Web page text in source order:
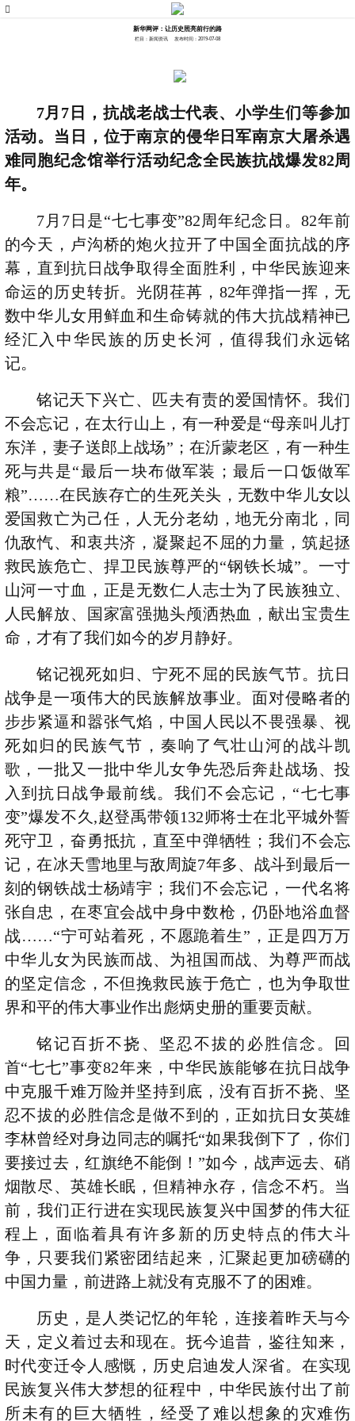
新华网评：让历史照亮前行的路
栏目：新闻资讯 发布时间：2019-07-08
7月7日，抗战老战士代表、小学生们等参加
活动。当日，位于南京的侵华日军南京大屠杀遇
难同胞纪念馆举行活动纪念全民族抗战爆发82周
年。
7月7日是“七七事变”82周年纪念日。82年前
的今天，卢沟桥的炮火拉开了中国全面抗战的序
幕，直到抗日战争取得全面胜利，中华民族迎来
命运的历史转折。光阴荏苒，82年弹指一挥，无
数中华儿女用鲜血和生命铸就的伟大抗战精神已
经汇入中华民族的历史长河，值得我们永远铭
记。
铭记天下兴亡、匹夫有责的爱国情怀。我们
不会忘记，在太行山上，有一种爱是“母亲叫儿打
东洋，妻子送郎上战场”；在沂蒙老区，有一种生
死与共是“最后一块布做军装；最后一口饭做军
粮”……在民族存亡的生死关头，无数中华儿女以
爱国救亡为己任，人无分老幼，地无分南北，同
仇敌忾、和衷共济，凝聚起不屈的力量，筑起拯
救民族危亡、捍卫民族尊严的“钢铁长城”。一寸
山河一寸血，正是无数仁人志士为了民族独立、
人民解放、国家富强抛头颅洒热血，献出宝贵生
命，才有了我们如今的岁月静好。
铭记视死如归、宁死不屈的民族气节。抗日
战争是一项伟大的民族解放事业。面对侵略者的
步步紧逼和嚣张气焰，中国人民以不畏强暴、视
死如归的民族气节，奏响了气壮山河的战斗凯
歌，一批又一批中华儿女争先恐后奔赴战场、投
入到抗日战争最前线。我们不会忘记，“七七事
变”爆发不久,赵登禹带领132师将士在北平城外誓
死守卫，奋勇抵抗，直至中弹牺牲；我们不会忘
记，在冰天雪地里与敌周旋7年多、战斗到最后一
刻的钢铁战士杨靖宇；我们不会忘记，一代名将
张自忠，在枣宜会战中身中数枪，仍卧地浴血督
战……“宁可站着死，不愿跪着生”，正是四万万
中华儿女为民族而战、为祖国而战、为尊严而战
的坚定信念，不但挽救民族于危亡，也为争取世
界和平的伟大事业作出彪炳史册的重要贡献。
铭记百折不挠、坚忍不拔的必胜信念。回
首“七七”事变82年来，中华民族能够在抗日战争
中克服千难万险并坚持到底，没有百折不挠、坚
忍不拔的必胜信念是做不到的，正如抗日女英雄
李林曾经对身边同志的嘱托“如果我倒下了，你们
要接过去，红旗绝不能倒！”如今，战声远去、硝
烟散尽、英雄长眠，但精神永存，信念不朽。当
前，我们正行进在实现民族复兴中国梦的伟大征
程上，面临着具有许多新的历史特点的伟大斗
争，只要我们紧密团结起来，汇聚起更加磅礴的
中国力量，前进路上就没有克服不了的困难。
历史，是人类记忆的年轮，连接着昨天与今
天，定义着过去和现在。抚今追昔，鉴往知来，
时代变迁令人感慨，历史启迪发人深省。在实现
民族复兴伟大梦想的征程中，中华民族付出了前
所未有的巨大牺牲，经受了难以想象的灾难伤